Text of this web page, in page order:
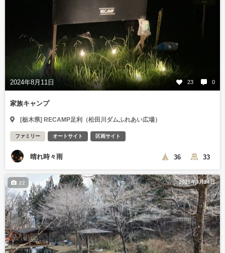
2024年8月11日 23 0
家族キャンプ
[栃木県] RECAMP足利（松田川ダムふれあい広場）
ファミリー オートサイト 区画サイト
晴れ時々雨 36 33
2025年3月24日
22